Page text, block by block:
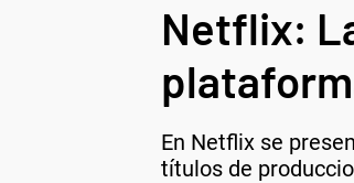
Netflix:
En Netflix se
títulos de